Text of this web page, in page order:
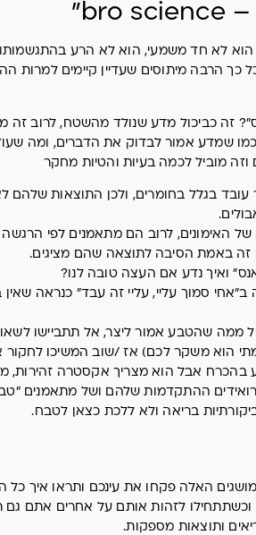
הוא לא חד משמעי, הוא לא הרע
כך הרבה מיתוסים שעדיין קיימים
זה כביכול מדע שנולד מהשטח, לרוב זה
שמדע אמור לבדוק את הדברים, ומה
וזה מוביל לכמה בעיות והטיות מחקר
של האימונים, לרוב הם מתאמנים לפי
באמת הסיבה לתוצאה שהם מציגים.
ואיך נדע אם העצה טובה לנו?
סמוך עליי, עליי זה עבד" כנראה שאין
ממה שהטבע אמור ליצר, אל תתביישו
הוא משקר לכם) אז /שוב המשיכו לחקור
בהכרח אבל הוא מצריך אקסטרה זהירות,
ההתקדמות שלהם ושל מתאמנים
בריאה ולא ללכת כצאן לטבח.
האלה פקחו את עינכם ותראו איך כל
לזהות אותם על אחרים אתם גם
ותוצאות מספקות.